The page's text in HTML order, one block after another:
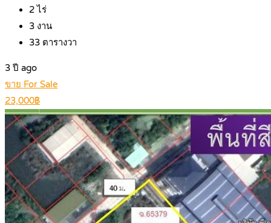
2 ไร่
3 งาน
33 ตารางวา
3 ปี ago
ขาย For Sale
23,000฿